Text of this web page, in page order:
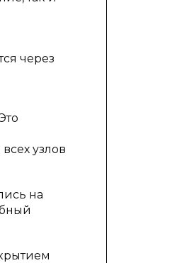
через
узлов
на